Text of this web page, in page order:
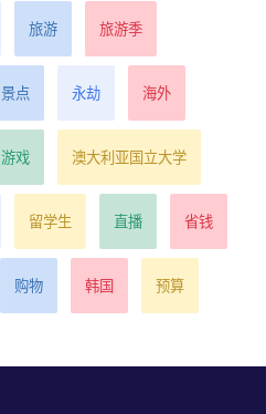
旅游 旅游季
景点 永劫 海外
游戏 澳大利亚国立大学
留学生 直播 省钱
购物 韩国 预算